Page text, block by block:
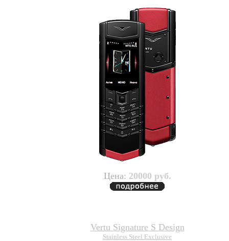
Цена: 20000 руб.
Vertu Signature S Design
Stainless Steel Exclusive